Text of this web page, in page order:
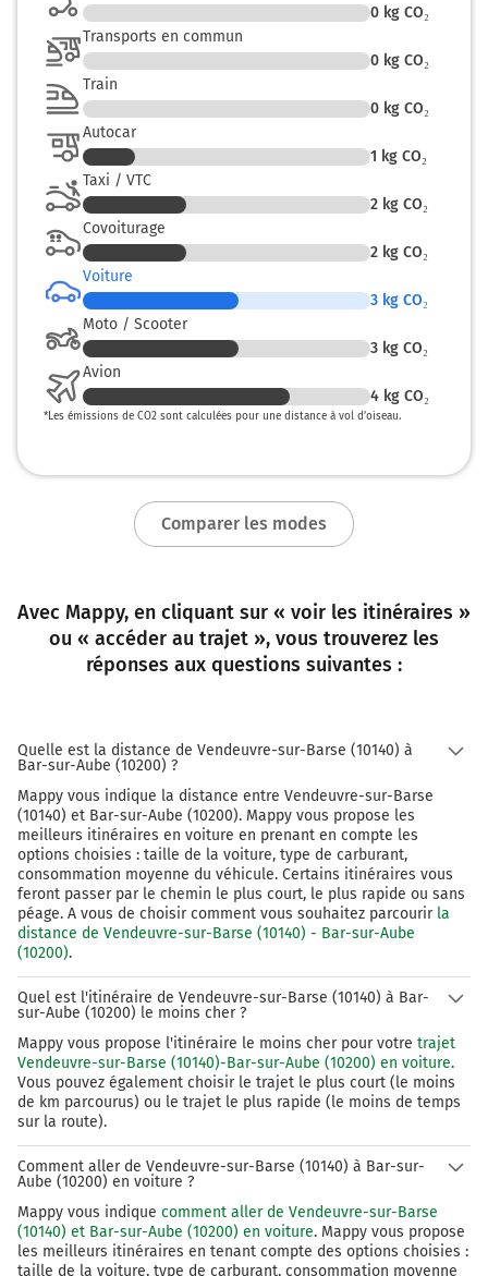
0 kg CO₂
Transports en commun
0 kg CO₂
Train
0 kg CO₂
Autocar
1 kg CO₂
Taxi / VTC
2 kg CO₂
Covoiturage
2 kg CO₂
Voiture
3 kg CO₂
Moto / Scooter
3 kg CO₂
Avion
4 kg CO₂
*Les émissions de CO2 sont calculées pour une distance à vol d’oiseau.
Comparer les modes
Avec Mappy, en cliquant sur « voir les itinéraires »
ou « accéder au trajet », vous trouverez les
réponses aux questions suivantes :
Quelle est la distance de Vendeuvre-sur-Barse (10140) à
Bar-sur-Aube (10200) ?
Mappy vous indique la distance entre Vendeuvre-sur-Barse
(10140) et Bar-sur-Aube (10200). Mappy vous propose les
meilleurs itinéraires en voiture en prenant en compte les
options choisies : taille de la voiture, type de carburant,
consommation moyenne du véhicule. Certains itinéraires vous
feront passer par le chemin le plus court, le plus rapide ou sans
péage. A vous de choisir comment vous souhaitez parcourir la
distance de Vendeuvre-sur-Barse (10140) - Bar-sur-Aube
(10200).
Quel est l'itinéraire de Vendeuvre-sur-Barse (10140) à Bar-
sur-Aube (10200) le moins cher ?
Mappy vous propose l'itinéraire le moins cher pour votre trajet
Vendeuvre-sur-Barse (10140)-Bar-sur-Aube (10200) en voiture.
Vous pouvez également choisir le trajet le plus court (le moins
de km parcourus) ou le trajet le plus rapide (le moins de temps
sur la route).
Comment aller de Vendeuvre-sur-Barse (10140) à Bar-sur-
Aube (10200) en voiture ?
Mappy vous indique comment aller de Vendeuvre-sur-Barse
(10140) et Bar-sur-Aube (10200) en voiture. Mappy vous propose
les meilleurs itinéraires en tenant compte des options choisies :
taille de la voiture, type de carburant, consommation moyenne